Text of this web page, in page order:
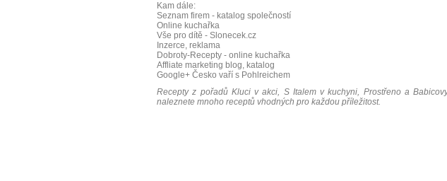
Kam dále:
Seznam firem - katalog společností
Online kuchařka
Vše pro dítě - Slonecek.cz
Inzerce, reklama
Dobroty-Recepty - online kuchařka
Affliate marketing blog, katalog
Google+ Česko vaří s Pohlreichem
Recepty z pořadů Kluci v akci, S Italem v kuchyni, Prostřeno a
naleznete mnoho receptů vhodných pro každou příležitost.